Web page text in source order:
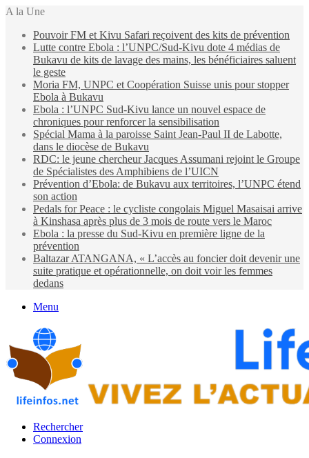
A la Une
Pouvoir FM et Kivu Safari reçoivent des kits de prévention
Lutte contre Ebola : l’UNPC/Sud-Kivu dote 4 médias de
Bukavu de kits de lavage des mains, les bénéficiaires saluent
le geste
Moria FM, UNPC et Coopération Suisse unis pour stopper
Ebola à Bukavu
Ebola : l’UNPC Sud-Kivu lance un nouvel espace de
chroniques pour renforcer la sensibilisation
Spécial Mama à la paroisse Saint Jean-Paul II de Labotte,
dans le diocèse de Bukavu
RDC: le jeune chercheur Jacques Assumani rejoint le Groupe
de Spécialistes des Amphibiens de l’UICN
Prévention d’Ebola: de Bukavu aux territoires, l’UNPC étend
son action
Pedals for Peace : le cycliste congolais Miguel Masaisai arrive
à Kinshasa après plus de 3 mois de route vers le Maroc
Ebola : la presse du Sud-Kivu en première ligne de la
prévention
Baltazar ATANGANA, « L’accès au foncier doit devenir une
suite pratique et opérationnelle, on doit voir les femmes
dedans
Menu
Rechercher
Connexion